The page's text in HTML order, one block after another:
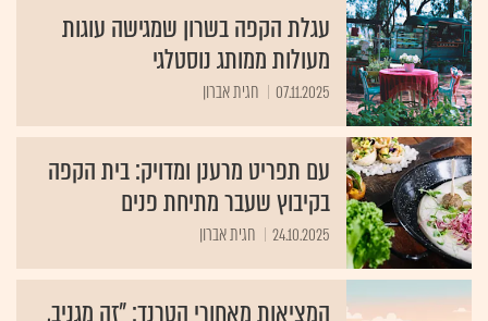
עגלת הקפה בשרון שמגישה עוגות
מעולות ממותג נוסטלגי
07.11.2025 חגית אברון
עם תפריט מרענן ומדויק: בית הקפה
בקיבוץ שעבר מתיחת פנים
24.10.2025 חגית אברון
המציאות מאחורי הטרנד: "זה מגניב,